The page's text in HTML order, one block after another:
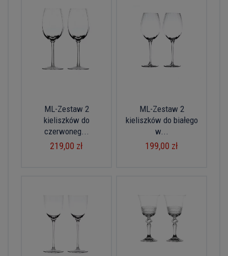
ML-Zestaw 2
kieliszków do
czerwoneg...
219,00 zł
ML-Zestaw 2
kieliszków do białego
w...
199,00 zł